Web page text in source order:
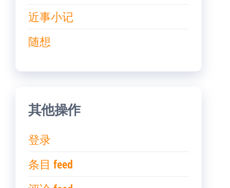
近事小记
随想
其他操作
登录
条目 feed